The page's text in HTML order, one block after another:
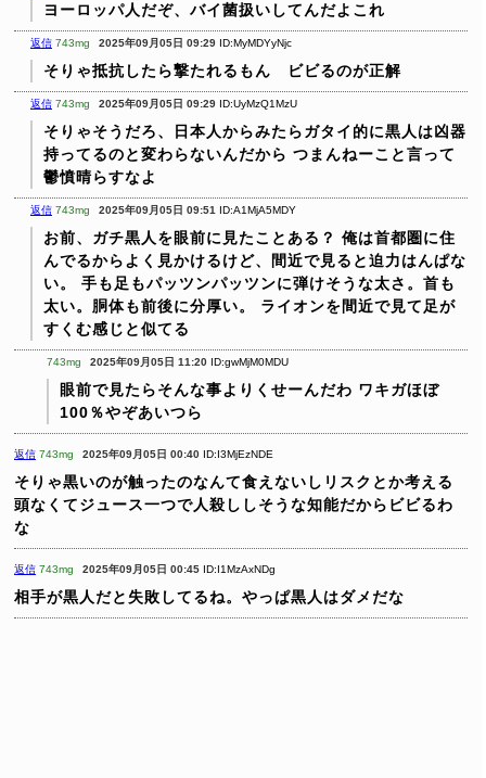
ヨーロッパ人だぞ、バイ菌扱いしてんだよこれ
返信 743mg 2025年09月05日 09:29 ID:MyMDYyNjc
そりゃ抵抗したら撃たれるもん ビビるのが正解
返信 743mg 2025年09月05日 09:29 ID:UyMzQ1MzU
そりゃそうだろ、日本人からみたらガタイ的に黒人は凶器
持ってるのと変わらないんだから つまんねーこと言って
鬱憤晴らすなよ
返信 743mg 2025年09月05日 09:51 ID:A1MjA5MDY
お前、ガチ黒人を眼前に見たことある？ 俺は首都圏に住
んでるからよく見かけるけど、間近で見ると迫力はんぱな
い。
手も足もパッツンパッツンに弾けそうな太さ。首も
太い。胴体も前後に分厚い。
ライオンを間近で見て足が
すくむ感じと似てる
743mg 2025年09月05日 11:20 ID:gwMjM0MDU
眼前で見たらそんな事よりくせーんだわ ワキガほぼ
100％やぞあいつら
返信 743mg 2025年09月05日 00:40 ID:I3MjEzNDE
そりゃ黒いのが触ったのなんて食えないしリスクとか考える
頭なくてジュース一つで人殺ししそうな知能だからビビるわ
な
返信 743mg 2025年09月05日 00:45 ID:I1MzAxNDg
相手が黒人だと失敗してるね。やっぱ黒人はダメだな